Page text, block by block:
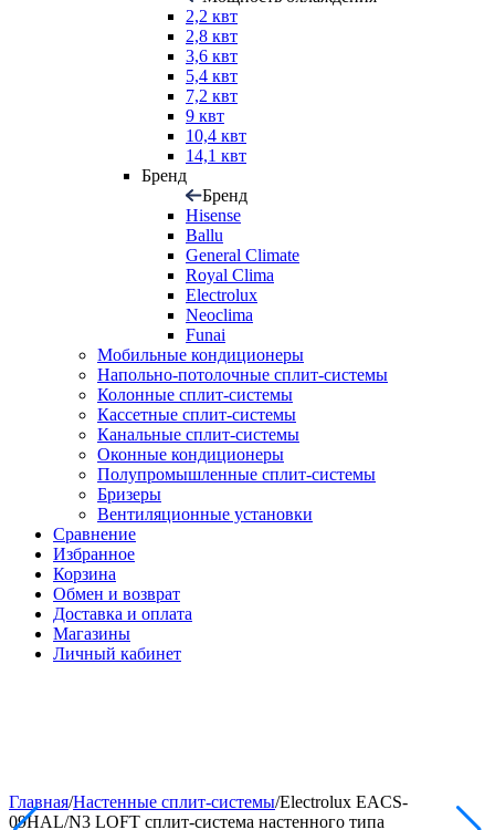
2,2 квт
2,8 квт
3,6 квт
5,4 квт
7,2 квт
9 квт
10,4 квт
14,1 квт
Бренд
Бренд
Hisense
Ballu
General Climate
Royal Clima
Electrolux
Neoclima
Funai
Мобильные кондиционеры
Напольно-потолоч​ные ​сплит-системы
Колонные ​​сплит-системы
Кассетные сплит-системы
Канальные сплит-системы
Оконные кондиционеры
Полупромышленные сплит-системы
Бризеры
Вентиляционные установки
Сравнение
Избранное
Корзина
Обмен и возврат
Доставка и оплата
Магазины
Личный кабинет
Главная/Настенные сплит-системы/Electrolux EACS-
09HAL/N3 LOFT сплит-система настенного типа